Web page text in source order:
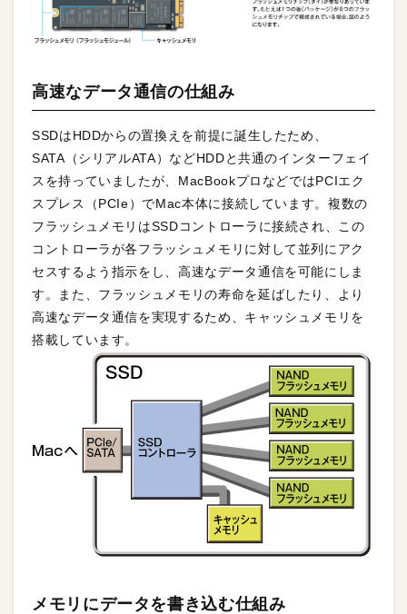
高速なデータ通信の仕組み
SSDはHDDからの置換えを前提に誕生したため、
SATA（シリアルATA）などHDDと共通のインターフェイ
スを持っていましたが、MacBookプロなどではPCIエク
スプレス（PCIe）でMac本体に接続しています。複数の
フラッシュメモリはSSDコントローラに接続され、この
コントローラが各フラッシュメモリに対して並列にアク
セスするよう指示をし、高速なデータ通信を可能にしま
す。また、フラッシュメモリの寿命を延ばしたり、より
高速なデータ通信を実現するため、キャッシュメモリを
搭載しています。
メモリにデータを書き込む仕組み